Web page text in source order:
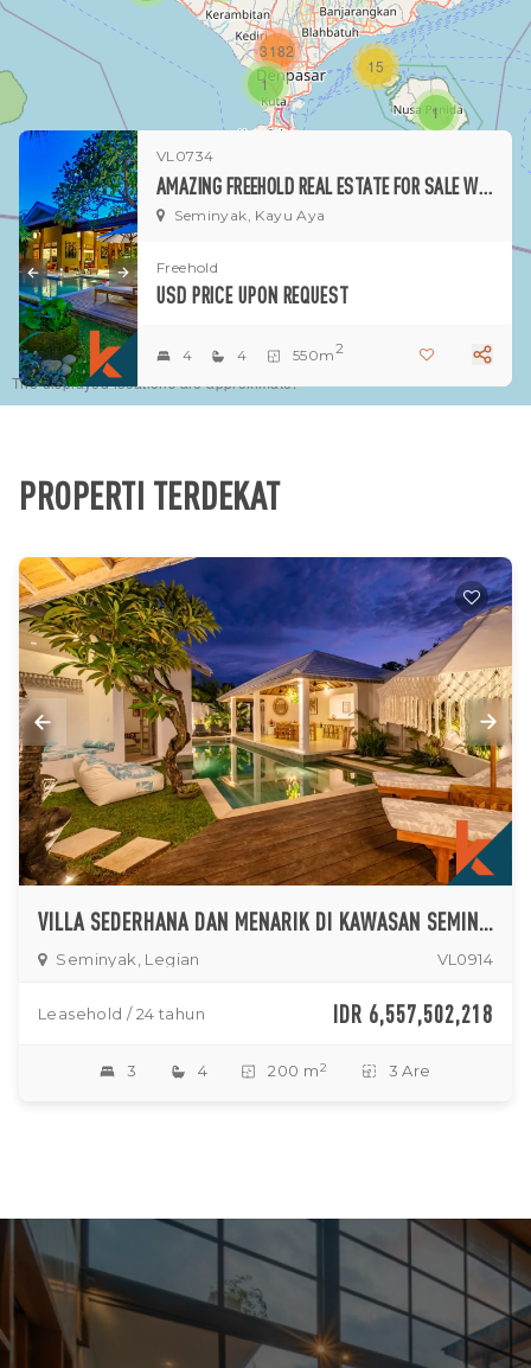
1
15
3182
1
The displayed locations are approximate.
VL0734
AMAZING FREEHOLD REAL ESTATE FOR SALE WALKING DISTANCE TO THE BEACH IN SEMINYAK
Seminyak, Kayu Aya
Freehold
USD PRICE UPON REQUEST
4 4 550m2
PROPERTI TERDEKAT
VILLA SEDERHANA DAN MENARIK DI KAWASAN SEMINYAK
Seminyak, Legian VL0914
Leasehold / 24 tahun IDR 6,557,502,218
3 4 200 m 2 3 Are